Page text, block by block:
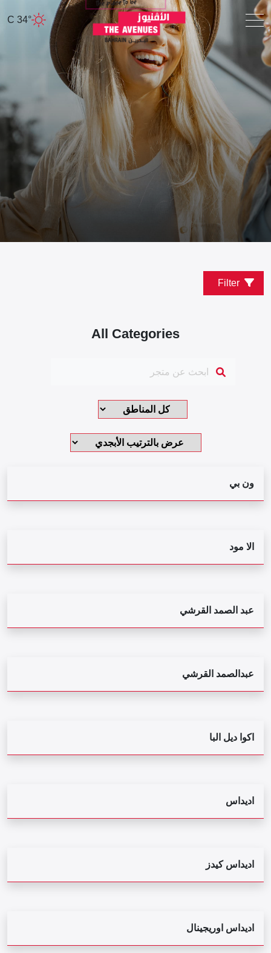
34° C
Filter
All Categories
ون بي
الا مود
عبد الصمد القرشي
عبدالصمد القرشي
اكوا ديل البا
اديداس
اديداس كيدز
اديداس اوريجينال